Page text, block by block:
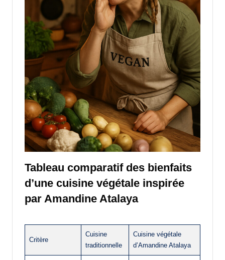
Tableau comparatif des bienfaits
d’une cuisine végétale inspirée
par Amandine Atalaya
Critère
Cuisine
traditionnelle
Cuisine végétale
d’Amandine Atalaya